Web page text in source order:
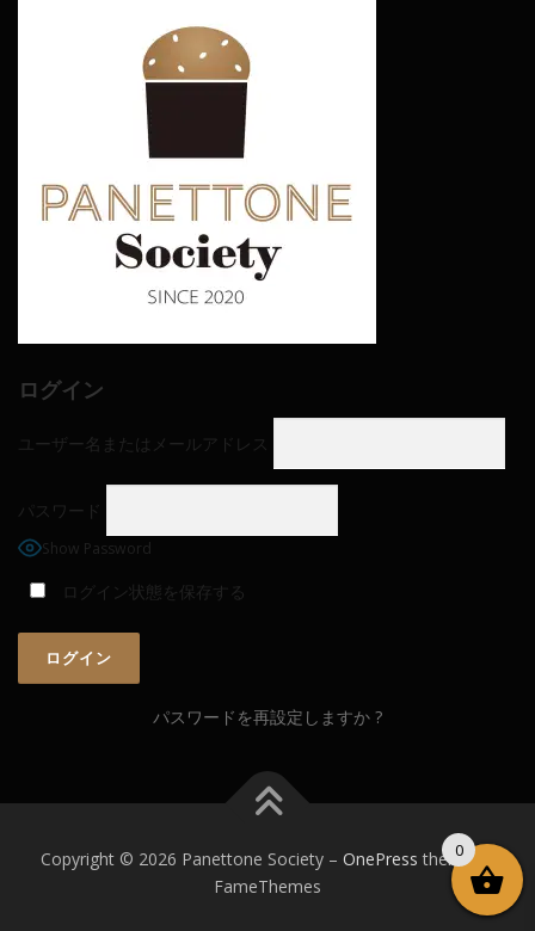
ログイン
ユーザー名またはメールアドレス
パスワード
Show Password
ログイン状態を保存する
パスワードを再設定しますか ?
Copyright © 2026 Panettone Society – OnePress theme by
FameThemes
0